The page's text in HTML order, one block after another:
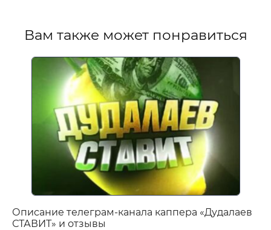
Вам также может понравиться
Описание телеграм-канала каппера «Дудалаев
СТАВИТ» и отзывы